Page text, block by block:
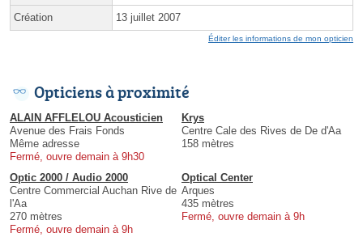
Création 13 juillet 2007
Éditer les informations de mon opticien
Opticiens à proximité
ALAIN AFFLELOU Acousticien
Avenue des Frais Fonds
Même adresse
Fermé, ouvre demain à 9h30
Krys
Centre Cale des Rives de De d'Aa
158 mètres
Optic 2000 / Audio 2000
Centre Commercial Auchan Rive de
l'Aa
270 mètres
Fermé, ouvre demain à 9h
Optical Center
Arques
435 mètres
Fermé, ouvre demain à 9h